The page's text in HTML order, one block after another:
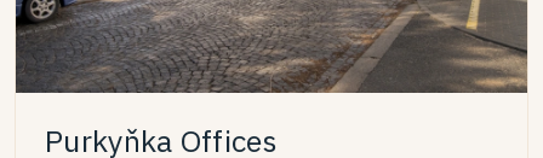
Purkyňka Offices